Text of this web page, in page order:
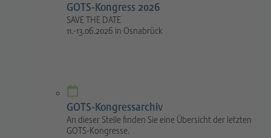
GOTS-Kongress 2026
SAVE THE DATE
11.-13.06.2026 in Osnabrück
GOTS-Kongressarchiv
An dieser Stelle finden Sie eine Übersicht der letzten
GOTS-Kongresse.